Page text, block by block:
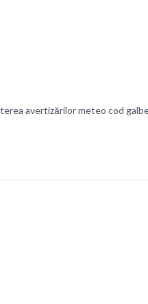
avertizărilor meteo cod